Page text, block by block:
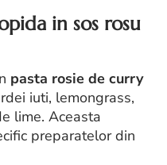
in sos rosu
pasta rosie de curry
iuti, lemongrass,
lime. Aceasta
preparatelor din